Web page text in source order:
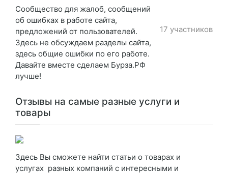
Сообщество для жалоб, сообщений
об ошибках в работе сайта,
предложений от пользователей.
Здесь не обсуждаем разделы сайта,
здесь общие ошибки по его работе.
Давайте вместе сделаем Бурза.РФ
лучше!
17 участников
Отзывы на самые разные услуги и
товары
Здесь Вы сможете найти статьи о товарах и
услугах разных компаний с интересными и